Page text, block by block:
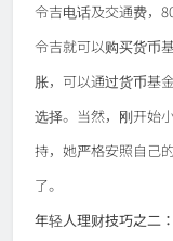
令吉电话及交通费，
令吉就可以购买货币
胀，可以通过货币基
选择。当然，刚开始
持，她严格安照自己
了。
年轻人理财技巧之二